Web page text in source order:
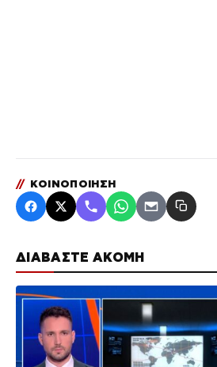
ΔΙΑΒΑΣΤΕ ΑΚΟΜΗ
// ΚΟΙΝΟΠΟΙΗΣΗ